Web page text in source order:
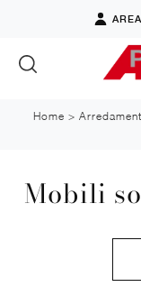
Home >
Mobili